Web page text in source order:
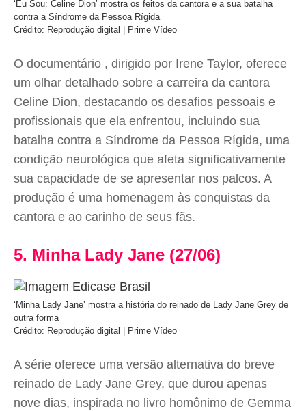
‘Eu Sou: Celine Dion’ mostra os feitos da cantora e a sua batalha
contra a Síndrome da Pessoa Rígida
Crédito: Reprodução digital | Prime Vídeo
O documentário , dirigido por Irene Taylor, oferece
um olhar detalhado sobre a carreira da cantora
Celine Dion, destacando os desafios pessoais e
profissionais que ela enfrentou, incluindo sua
batalha contra a Síndrome da Pessoa Rígida, uma
condição neurológica que afeta significativamente
sua capacidade de se apresentar nos palcos. A
produção é uma homenagem às conquistas da
cantora e ao carinho de seus fãs.
5. Minha Lady Jane (27/06)
‘Minha Lady Jane’ mostra a história do reinado de Lady Jane Grey de
outra forma
Crédito: Reprodução digital | Prime Vídeo
A série oferece uma versão alternativa do breve
reinado de Lady Jane Grey, que durou apenas
nove dias, inspirada no livro homônimo de Gemma